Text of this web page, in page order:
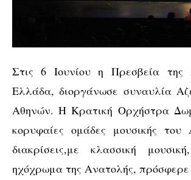
Στις 6 Ιουνίου η Πρεσβεία της
Ελλάδα, διοργάνωσε συναυλία
Αθηνών. Η Κρατική Ορχήστρα
κορυφαίες ομάδες μουσικής
διακρίσεις,με κλασσική
ηχόχρωμα της Ανατολής, πρόσφερε